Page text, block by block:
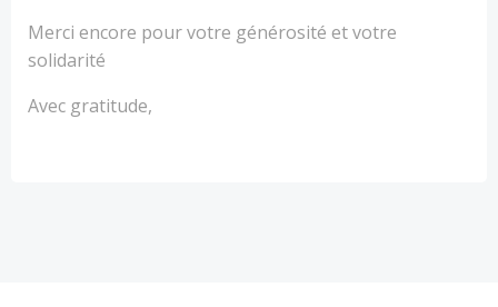
Merci encore pour votre générosité et votre
solidarité
Avec gratitude,